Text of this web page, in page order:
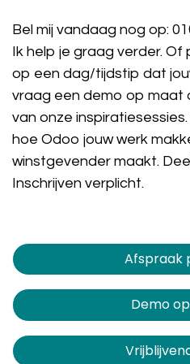
Bel mij vandaag nog op:
Ik help je graag verder.
op een dag/tijdstip dat
vraag een demo op maat
van onze
hoe Odoo jouw werk
winstgevender maakt.
Inschrijven verplicht.
Afspraak
Demo